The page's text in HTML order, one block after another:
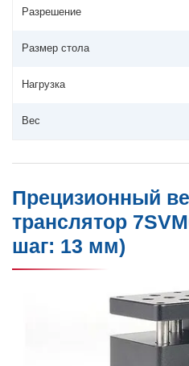
Разрешение
Размер стола
Нагрузка
Вес
Прецизионный
транслятор
шаг: 13 мм)